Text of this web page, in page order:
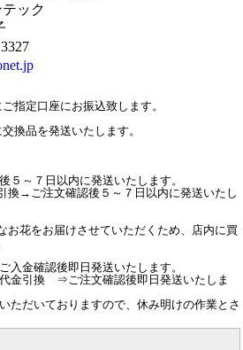
ック
指定口座にお振込致します。
換品を発送いたします。
～７日以内に発送いたします。
換→ご注文確認後５～７日以内に発送いたし
お花をお届けさせていただくため、店内に買
確認後即日発送いたします。
引換 ⇒ご注文確認後即日発送いたしま
だいておりますので、休み明けの作業とさ